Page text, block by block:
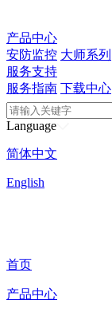
产品中心
安防监控 大师系列
服务支持
服务指南 下载中心
Language
简体中文
English
首页
产品中心